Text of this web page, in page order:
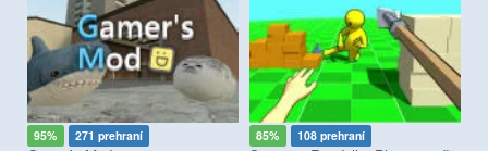
95% 271 prehraní 85% 108 prehraní